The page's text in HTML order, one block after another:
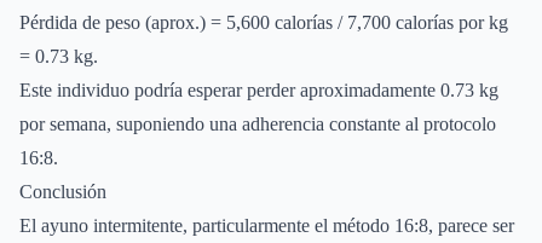
Pérdida de peso (aprox.) = 5,600 calorías / 7,700 calorías por kg
= 0.73 kg.
Este individuo podría esperar perder aproximadamente 0.73 kg
por semana, suponiendo una adherencia constante al protocolo
16:8.
Conclusión
El ayuno intermitente, particularmente el método 16:8, parece ser